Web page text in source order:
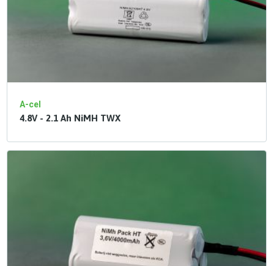
A-cel
4.8V - 2.1 Ah NiMH TWX